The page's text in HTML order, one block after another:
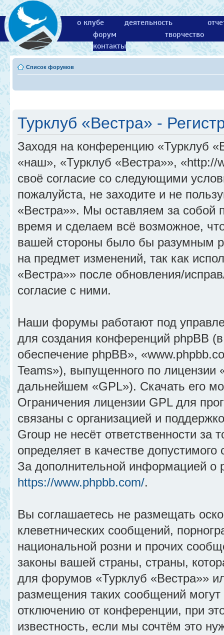
о клубе деятельность
форум
творчество
контакты
Список форумов
Турклуб «Вестра» -
Заходя на конференцию «Турклуб
«наш», «Турклуб «Вестра»»,
своё согласие со следующими
пожалуйста, не заходите и не
«Вестра»». Мы оставляем за собой
время и сделаем всё возможное,
вашей стороны было бы разумным
на предмет изменений, так как
«Вестра»» после обновления/
согласие с ними.
Наши форумы работают под
для создания конференций phpBB
обеспечение phpBB»,
Teams»), выпущенного по лицензии
дальнейшем «GPL»). Скачать его
Ограничения лицензии GPL для
связаны с организацией и
Group не несёт ответственности
определяет в качестве
За дополнительной информацией о
https://www.phpbb.com/.
Вы соглашаетесь не размещать
клеветнических сообщений,
национальной розни и прочих
законы вашей страны, страны,
для форумов «Турклуб «Вестра»»
размещения таких сообщений
отключению от конференции, при
известность, если мы сочтём это